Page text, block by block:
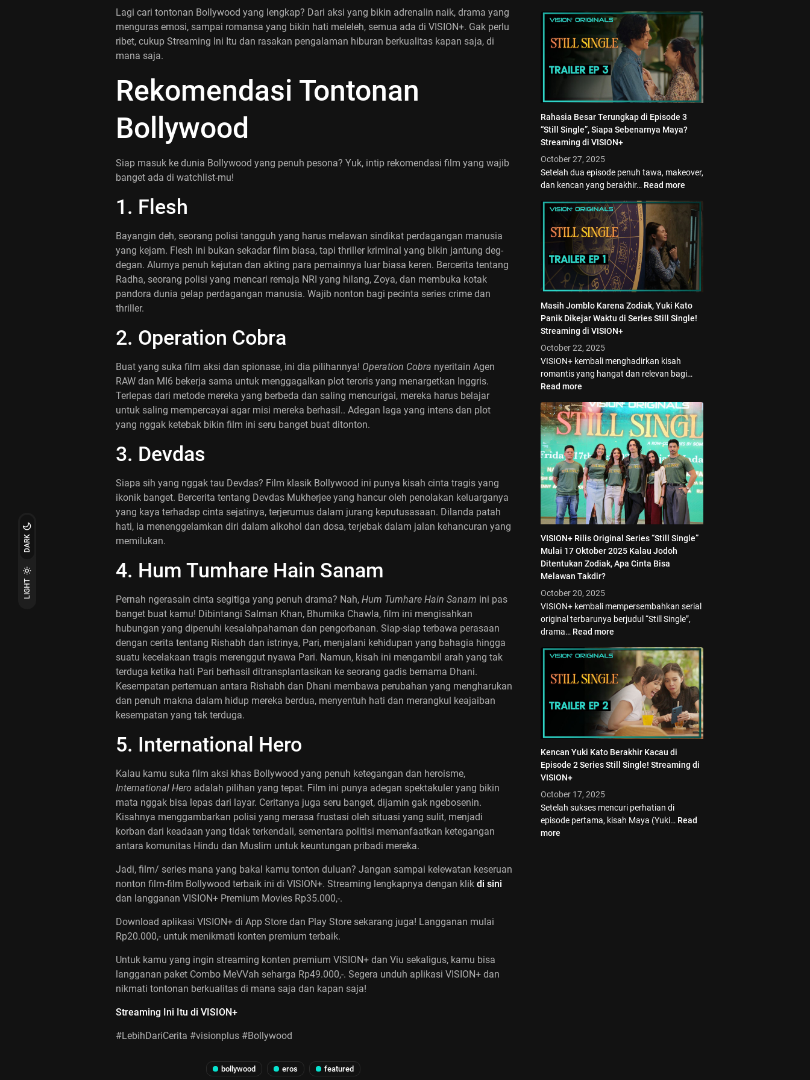
LIGHT
DARK
Rahasia Besar Terungkap di Episode 3
“Still Single”, Siapa Sebenarnya Maya?
Streaming di VISION+
October 27, 2025
Setelah dua episode penuh tawa, makeover,
dan kencan yang berakhir… Read more
Masih Jomblo Karena Zodiak, Yuki Kato
Panik Dikejar Waktu di Series Still Single!
Streaming di VISION+
October 22, 2025
VISION+ kembali menghadirkan kisah
romantis yang hangat dan relevan bagi…
Read more
VISION+ Rilis Original Series “Still Single”
Mulai 17 Oktober 2025 Kalau Jodoh
Ditentukan Zodiak, Apa Cinta Bisa
Melawan Takdir?
October 20, 2025
VISION+ kembali mempersembahkan serial
original terbarunya berjudul “Still Single”,
drama… Read more
Kencan Yuki Kato Berakhir Kacau di
Episode 2 Series Still Single! Streaming di
VISION+
October 17, 2025
Setelah sukses mencuri perhatian di
episode pertama, kisah Maya (Yuki… Read
more
Lagi cari tontonan Bollywood yang lengkap? Dari aksi yang bikin adrenalin naik, drama yang
menguras emosi, sampai romansa yang bikin hati meleleh, semua ada di VISION+. Gak perlu
ribet, cukup Streaming Ini Itu dan rasakan pengalaman hiburan berkualitas kapan saja, di
mana saja.
Rekomendasi Tontonan
Bollywood
Siap masuk ke dunia Bollywood yang penuh pesona? Yuk, intip rekomendasi film yang wajib
banget ada di watchlist-mu!
1. Flesh
Bayangin deh, seorang polisi tangguh yang harus melawan sindikat perdagangan manusia
yang kejam. Flesh ini bukan sekadar film biasa, tapi thriller kriminal yang bikin jantung deg-
degan. Alurnya penuh kejutan dan akting para pemainnya luar biasa keren. Bercerita tentang
Radha, seorang polisi yang mencari remaja NRI yang hilang, Zoya, dan membuka kotak
pandora dunia gelap perdagangan manusia. Wajib nonton bagi pecinta series crime dan
thriller.
2. Operation Cobra
Buat yang suka film aksi dan spionase, ini dia pilihannya! Operation Cobra nyeritain Agen
RAW dan MI6 bekerja sama untuk menggagalkan plot teroris yang menargetkan Inggris.
Terlepas dari metode mereka yang berbeda dan saling mencurigai, mereka harus belajar
untuk saling mempercayai agar misi mereka berhasil.. Adegan laga yang intens dan plot
yang nggak ketebak bikin film ini seru banget buat ditonton.
3. Devdas
Siapa sih yang nggak tau Devdas? Film klasik Bollywood ini punya kisah cinta tragis yang
ikonik banget. Bercerita tentang Devdas Mukherjee yang hancur oleh penolakan keluarganya
yang kaya terhadap cinta sejatinya, terjerumus dalam jurang keputusasaan. Dilanda patah
hati, ia menenggelamkan diri dalam alkohol dan dosa, terjebak dalam jalan kehancuran yang
memilukan.
4. Hum Tumhare Hain Sanam
Pernah ngerasain cinta segitiga yang penuh drama? Nah, Hum Tumhare Hain Sanam ini pas
banget buat kamu! Dibintangi Salman Khan, Bhumika Chawla, film ini mengisahkan
hubungan yang dipenuhi kesalahpahaman dan pengorbanan. Siap-siap terbawa perasaan
dengan cerita tentang Rishabh dan istrinya, Pari, menjalani kehidupan yang bahagia hingga
suatu kecelakaan tragis merenggut nyawa Pari. Namun, kisah ini mengambil arah yang tak
terduga ketika hati Pari berhasil ditransplantasikan ke seorang gadis bernama Dhani.
Kesempatan pertemuan antara Rishabh dan Dhani membawa perubahan yang mengharukan
dan penuh makna dalam hidup mereka berdua, menyentuh hati dan merangkul keajaiban
kesempatan yang tak terduga.
5. International Hero
Kalau kamu suka film aksi khas Bollywood yang penuh ketegangan dan heroisme,
International Hero adalah pilihan yang tepat. Film ini punya adegan spektakuler yang bikin
mata nggak bisa lepas dari layar. Ceritanya juga seru banget, dijamin gak ngebosenin.
Kisahnya menggambarkan polisi yang merasa frustasi oleh situasi yang sulit, menjadi
korban dari keadaan yang tidak terkendali, sementara politisi memanfaatkan ketegangan
antara komunitas Hindu dan Muslim untuk keuntungan pribadi mereka.
Jadi, film/ series mana yang bakal kamu tonton duluan? Jangan sampai kelewatan keseruan
nonton film-film Bollywood terbaik ini di VISION+. Streaming lengkapnya dengan klik di sini
dan langganan VISION+ Premium Movies Rp35.000,-.
Download aplikasi VISION+ di App Store dan Play Store sekarang juga! Langganan mulai
Rp20.000,- untuk menikmati konten premium terbaik.
Untuk kamu yang ingin streaming konten premium VISION+ dan Viu sekaligus, kamu bisa
langganan paket Combo MeVVah seharga Rp49.000,-. Segera unduh aplikasi VISION+ dan
nikmati tontonan berkualitas di mana saja dan kapan saja!
Streaming Ini Itu di VISION+
#LebihDariCerita #visionplus #Bollywood
bollywood eros featured